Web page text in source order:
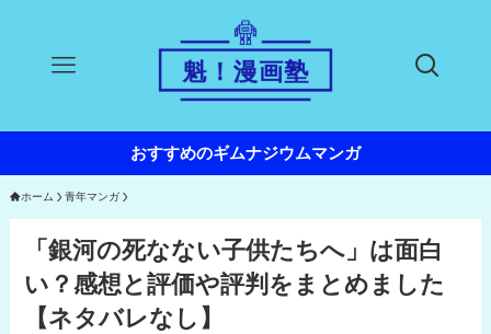
おすすめのギムナジウムマンガ
ホーム 青年マンガ
「銀河の死なない子供たちへ」は面白
い？感想と評価や評判をまとめました
【ネタバレなし】